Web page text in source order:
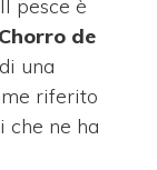
pesce è
Chorro de
una
riferito
che ne ha